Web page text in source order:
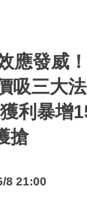
應發威
吸三大
利暴增
搶
8 21:00